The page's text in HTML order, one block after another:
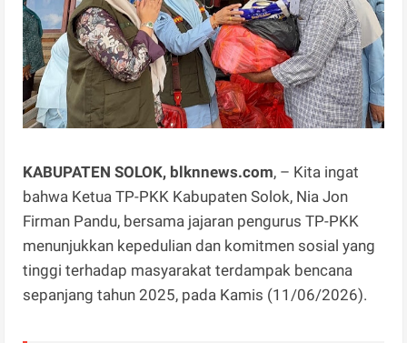
KABUPATEN SOLOK, blknnews.com, – Kita ingat
bahwa Ketua TP-PKK Kabupaten Solok, Nia Jon
Firman Pandu, bersama jajaran pengurus TP-PKK
menunjukkan kepedulian dan komitmen sosial yang
tinggi terhadap masyarakat terdampak bencana
sepanjang tahun 2025, pada Kamis (11/06/2026).